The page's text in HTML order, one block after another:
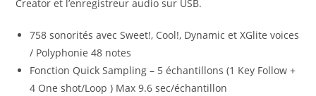
Creator et l’enregistreur audio sur USB.
758 sonorités avec Sweet!, Cool!, Dynamic et XGlite voices
/ Polyphonie 48 notes
Fonction Quick Sampling – 5 échantillons (1 Key Follow +
4 One shot/Loop ) Max 9.6 sec/échantillon